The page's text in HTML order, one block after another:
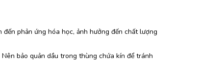
phản ứng hóa học, ảnh hưởng đến chất lượng
bảo quản dầu trong thùng chứa kín để tránh